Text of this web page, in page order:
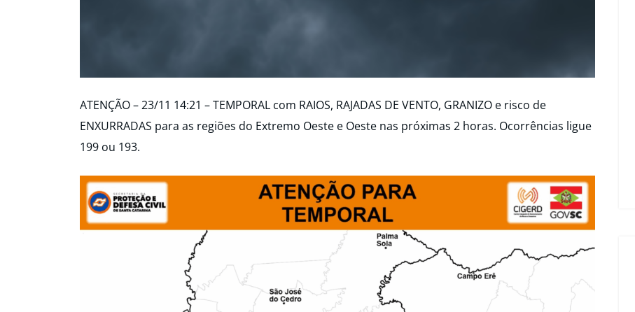
ATENÇÃO – 23/11 14:21 – TEMPORAL com RAIOS, RAJADAS DE VENTO, GRANIZO e risco de
ENXURRADAS para as regiões do Extremo Oeste e Oeste nas próximas 2 horas. Ocorrências ligue
199 ou 193.